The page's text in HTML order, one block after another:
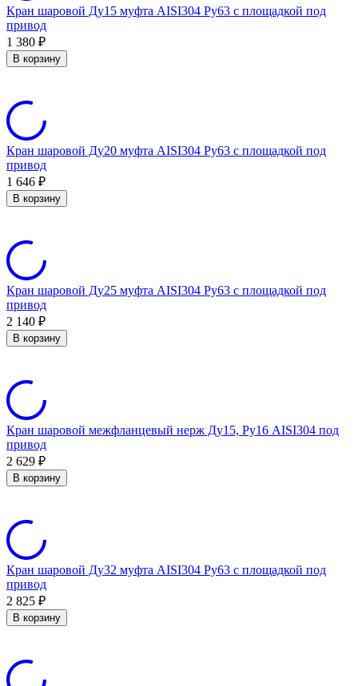
Кран шаровой Ду15 муфта AISI304 Ру63 с площадкой под
привод
1 380 ₽
В корзину
Кран шаровой Ду20 муфта AISI304 Ру63 с площадкой под
привод
1 646 ₽
В корзину
Кран шаровой Ду25 муфта AISI304 Ру63 с площадкой под
привод
2 140 ₽
В корзину
Кран шаровой межфланцевый нерж Ду15, Ру16 AISI304 под
привод
2 629 ₽
В корзину
Кран шаровой Ду32 муфта AISI304 Ру63 с площадкой под
привод
2 825 ₽
В корзину